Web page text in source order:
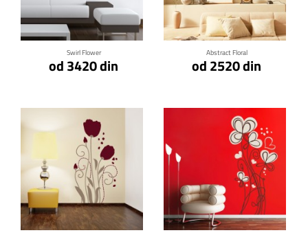
Swirl Flower
od 3420 din
Klikni za detalje
Abstract Floral
od 2520 din
Klikni za detalje
Klikni za detalje Klikni za detalje